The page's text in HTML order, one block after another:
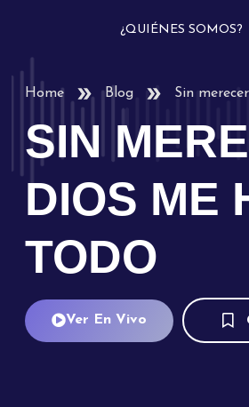
¿QUIÉNES SOMOS?
Home Blog Sin
SIN
DIOS ME
TODO
Ver En Vivo